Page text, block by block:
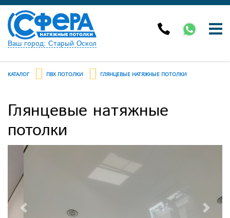
Ваш город: Старый Оскол
КАТАЛОГ ПВХ ПОТОЛКИ ГЛЯНЦЕВЫЕ НАТЯЖНЫЕ ПОТОЛКИ
Глянцевые натяжные
потолки
Previous Next